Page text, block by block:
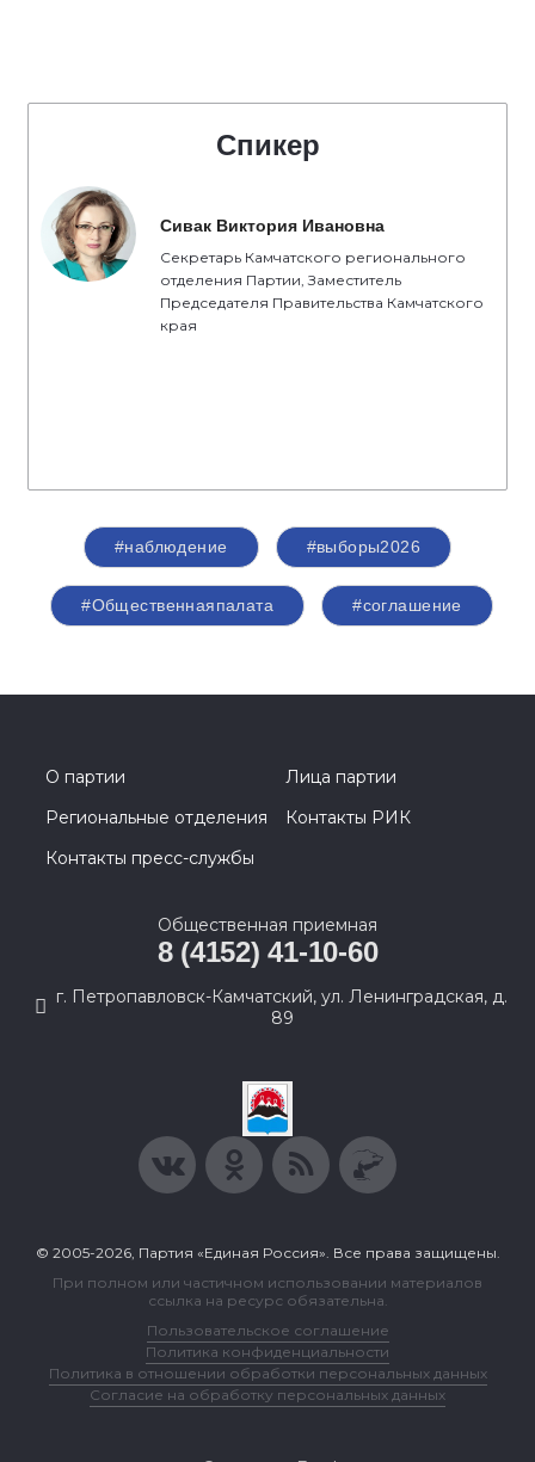
Спикер
Сивак Виктория Ивановна
Секретарь Камчатского регионального
отделения Партии, Заместитель
Председателя Правительства Камчатского
края
#наблюдение #выборы2026
#Общественнаяпалата #соглашение
О партии
Лица партии
Региональные отделения
Контакты РИК
Контакты пресс-службы
Общественная приемная
8 (4152) 41-10-60
г. Петропавловск-Камчатский, ул. Ленинградская, д.
89
© 2005-2026, Партия «Единая Россия». Все права защищены.
При полном или частичном использовании материалов
ссылка на ресурс обязательна.
Пользовательское соглашение
Политика конфиденциальности
Политика в отношении обработки персональных данных
Согласие на обработку персональных данных